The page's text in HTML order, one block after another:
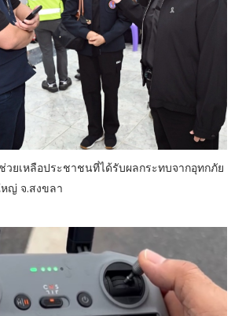
วยเหลือประชาชนที่ได้รับผลกระทบจากอุทกภัย
ญ่ จ.สงขลา